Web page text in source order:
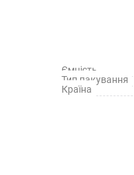
Ємність
Тип пакування
Країна